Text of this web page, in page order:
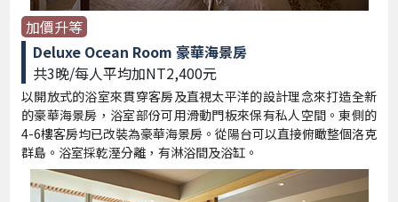
加價升等
Deluxe Ocean Room 豪華海景房
共3晚/每人平均加NT2,400元
以開放式的浴室來貫穿客房及直視太平洋的設計理念來打造全新
的豪華海景房，浴室部份可用滑動門板來保有私人空間。東側的
4-6樓客房均已改裝為豪華海景房。從陽台可以直接俯瞰整個洛克
群島。浴室採乾溼分離，有淋浴間及浴缸。